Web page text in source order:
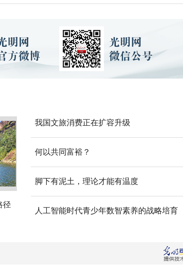
径
我国文旅消费正在扩容升级
何以共同富裕？
脚下有泥土，理论才能有温度
人工智能时代青少年数智素养的战略培育